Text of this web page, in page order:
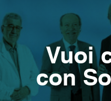
Vuoi
con